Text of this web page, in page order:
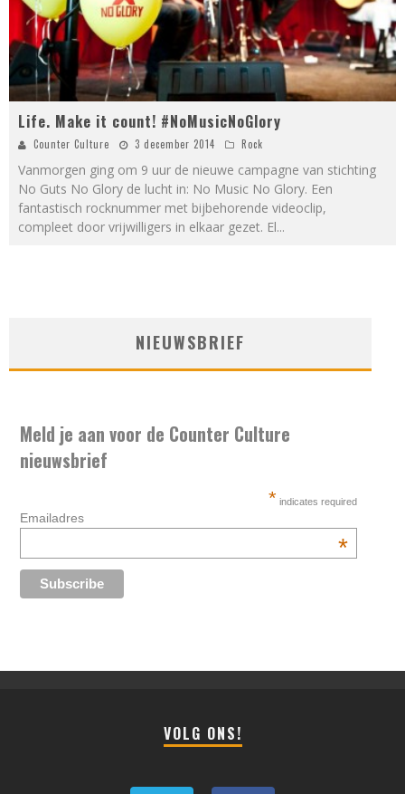
Life. Make it count! #NoMusicNoGlory
Counter Culture 3 december 2014 Rock
Vanmorgen ging om 9 uur de nieuwe campagne van stichting
No Guts No Glory de lucht in: No Music No Glory. Een
fantastisch rocknummer met bijbehorende videoclip,
compleet door vrijwilligers in elkaar gezet. El...
NIEUWSBRIEF
Meld je aan voor de Counter Culture
nieuwsbrief
* indicates required
Emailadres
*
VOLG ONS!